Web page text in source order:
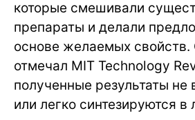
которые смешивали
препараты и делали
основе желаемых свойств.
отмечал MIT Technology
полученные результаты не
или легко синтезируются в